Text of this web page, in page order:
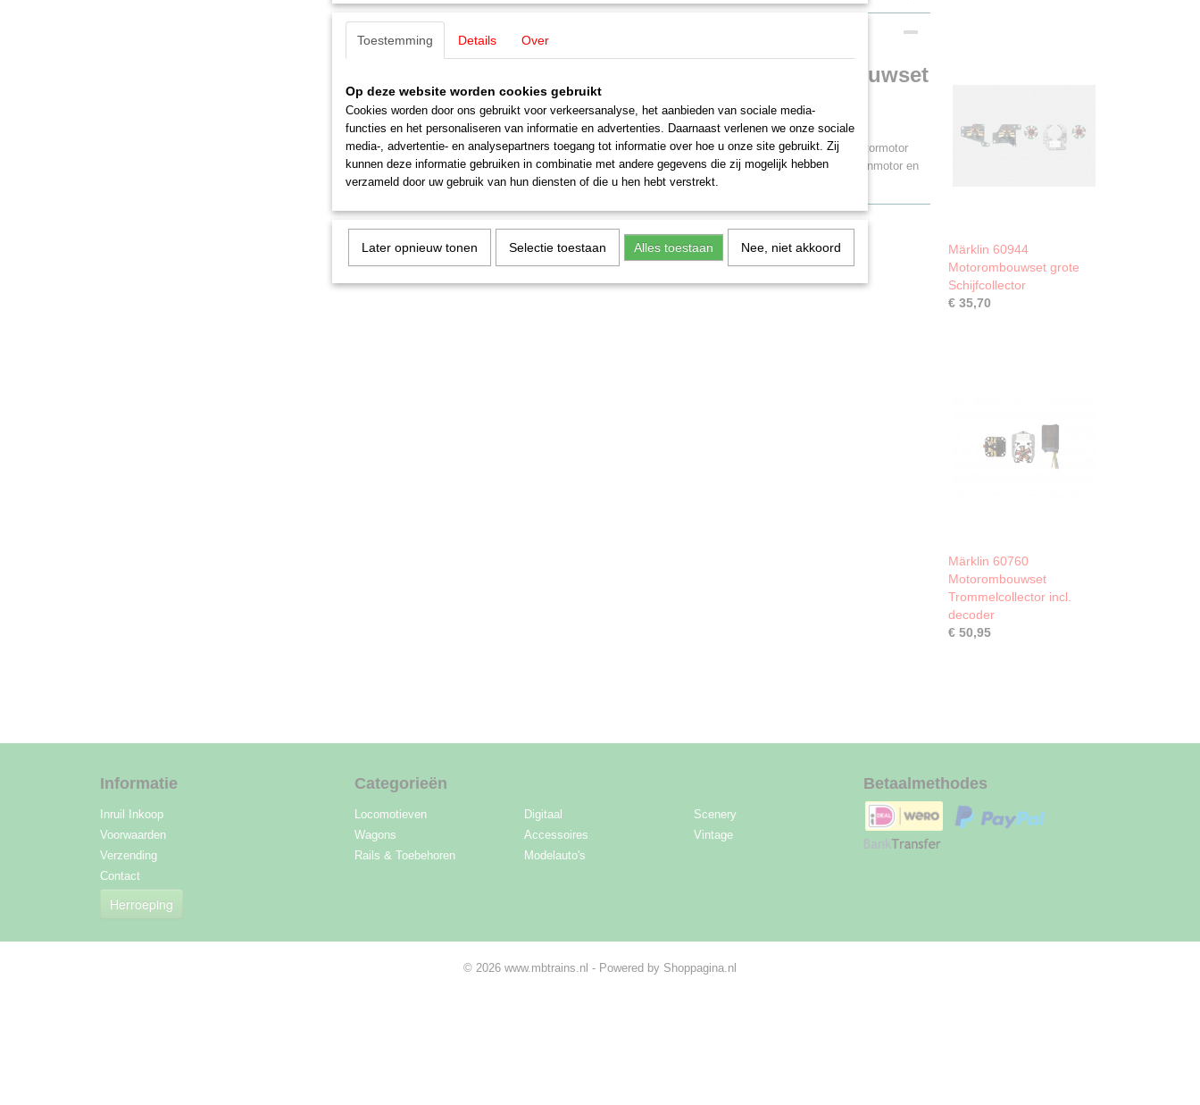
Productcode
EAN code
Schaal
H0 (1:87)
Staat
Märklin 60943 Hoogvermogen motorombouwset
kleine Schijfcollector motor
Met deze set kunnen veel Märklin H0-locomotieven met een klein type schijfcollectormotor
worden omgebouwd op de vijfpolige hoogvermogenmotor. Bestaat uit hoogvermogenmotor en
inbouwmateriaal.
Märklin 60944
Motorombouwset grote
Schijfcollector
€ 35,70
Märklin 60760
Motorombouwset
Trommelcollector incl.
decoder
€ 50,95
Informatie
Inruil Inkoop
Voorwaarden
Verzending
Contact
Herroeping
Categorieën
Locomotieven
Wagons
Rails & Toebehoren
Digitaal
Accessoires
Modelauto's
Scenery
Vintage
Betaalmethodes
© 2026 www.mbtrains.nl - Powered by Shoppagina.nl
Toestemming Details Over
Op deze website worden cookies gebruikt
Cookies worden door ons gebruikt voor verkeersanalyse, het aanbieden van sociale media-
functies en het personaliseren van informatie en advertenties. Daarnaast verlenen we onze sociale
media-, advertentie- en analysepartners toegang tot informatie over hoe u onze site gebruikt. Zij
kunnen deze informatie gebruiken in combinatie met andere gegevens die zij mogelijk hebben
verzameld door uw gebruik van hun diensten of die u hen hebt verstrekt.
Later opnieuw tonen Selectie toestaan Alles toestaan Nee, niet akkoord